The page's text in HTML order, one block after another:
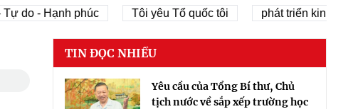
- Hạnh phúc Tôi yêu Tổ quốc tôi phát triển kinh tế tư nhân
TIN ĐỌC NHIỀU
Yêu cầu của Tổng Bí thư, Chủ
tịch nước về sắp xếp trường học